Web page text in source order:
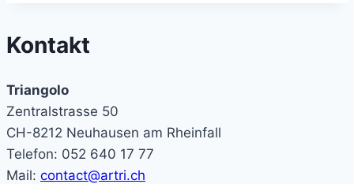
Kontakt
Triangolo
Zentralstrasse 50
CH-8212 Neuhausen am Rheinfall
Telefon: 052 640 17 77
Mail: contact@artri.ch